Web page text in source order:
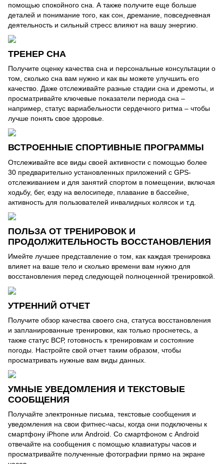
помощью спокойного сна. А также получите еще больше
деталей и понимание того, как сон, дремание, повседневная
деятельность и сильный стресс влияют на вашу энергию.
ТРЕНЕР СНА
Получите оценку качества сна и персональные консультации о
том, сколько сна вам нужно и как вы можете улучшить его
качество. Даже отслеживайте разные стадии сна и дремоты, и
просматривайте ключевые показатели периода сна –
например, статус вариабельности сердечного ритма – чтобы
лучше понять свое здоровье.
ВСТРОЕННЫЕ СПОРТИВНЫЕ ПРОГРАММЫ
Отслеживайте все виды своей активности с помощью более
30 предварительно установленных приложений с GPS-
отслеживанием и для занятий спортом в помещении, включая
ходьбу, бег, езду на велосипеде, плавание в бассейне,
активность для пользователей инвалидных колясок и т.д.
ПОЛЬЗА ОТ ТРЕНИРОВОК И
ПРОДОЛЖИТЕЛЬНОСТЬ ВОССТАНОВЛЕНИЯ
Имейте лучшее представление о том, как каждая тренировка
влияет на ваше тело и сколько времени вам нужно для
восстановления перед следующей полноценной тренировкой.
УТРЕННИЙ ОТЧЕТ
Получите обзор качества своего сна, статуса восстановления
и запланированные тренировки, как только проснетесь, а
также статус ВСР, готовность к тренировкам и состояние
погоды. Настройте свой отчет таким образом, чтобы
просматривать нужные вам виды данных.
УМНЫЕ УВЕДОМЛЕНИЯ И ТЕКСТОВЫЕ
СООБЩЕНИЯ
Получайте электронные письма, текстовые сообщения и
уведомления на свои фитнес-часы, когда они подключены к
смартфону iPhone или Android. Со смартфоном с Android
отвечайте на сообщения с помощью клавиатуры часов и
просматривайте полученные фотографии прямо на экране